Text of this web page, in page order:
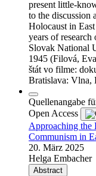
present little-
to the discussion
Holocaust in
years of
Slovak National
1945 (Filová,
štát vo filme:
Bratislava: Vlna,
Quellenangabe
Open Access
Approaching the
Communism in
20. März 2025
Helga Embacher
Abstract